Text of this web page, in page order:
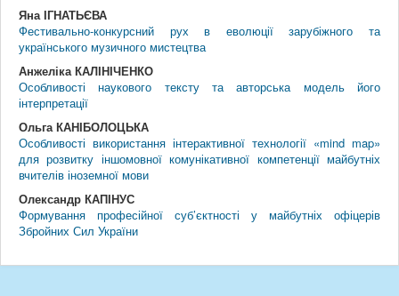
Яна ІГНАТЬЄВА
Фестивально-конкурсний рух в еволюції зарубіжного та
українського музичного мистецтва
Анжеліка КАЛІНІЧЕНКО
Особливості наукового тексту та авторська модель його
інтерпретації
Ольга КАНІБОЛОЦЬКА
Особливості використання інтерактивної технології «mind map»
для розвитку іншомовної комунікативної компетенції майбутніх
вчителів іноземної мови
Олександр КАПІНУС
Формування професійної суб’єктності у майбутніх офіцерів
Збройних Сил України